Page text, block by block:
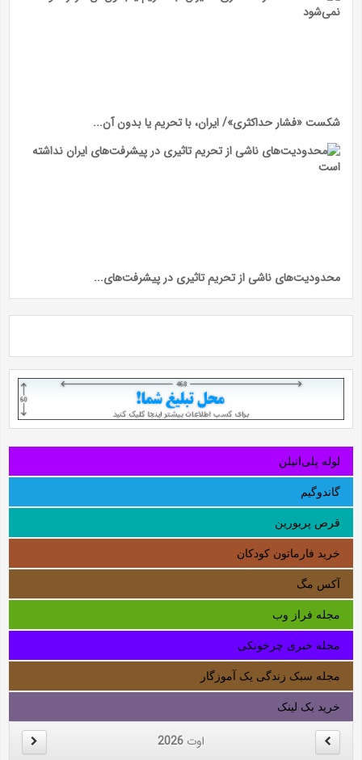
شکست «فشار حداکثری»/ ایران، با تحریم یا بدون آن...
محدودیت‌های ناشی از تحریم تاثیری در پیشرفت‌های...
لوله‌ پلی‌اتیلن
گاندوگیم
قرص پریورین
خرید فارماتون کودکان
آکس مگ
مجله فراز وب
مجله خبری چرخونکی
مجله سبک زندگی یک آموزگار
خرید بک لینک
اوت 2026